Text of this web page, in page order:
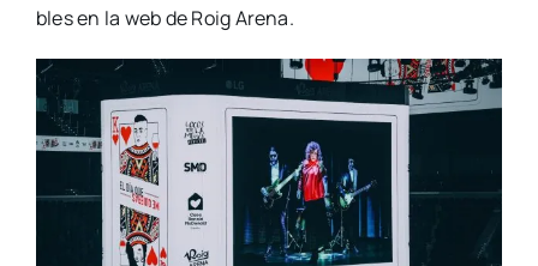
bles en la web de Roig Are­na.